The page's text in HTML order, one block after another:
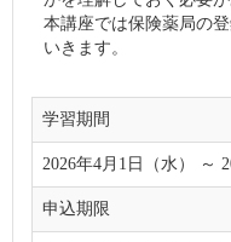
本講座では保険薬局の
いきます。
学習期間
2026年4月1日（水） ～
申込期限